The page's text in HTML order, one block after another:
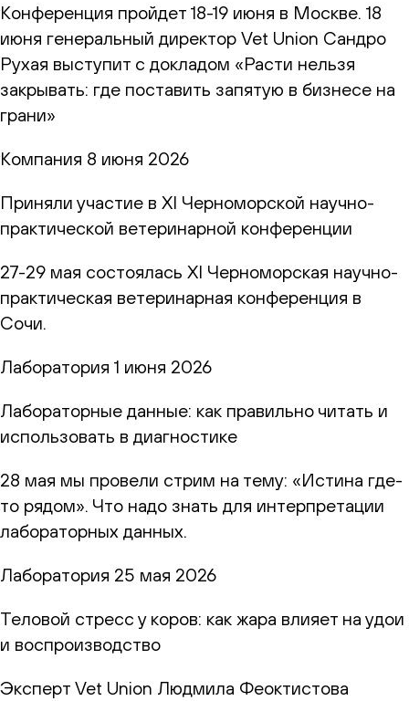
Конференция пройдет 18-19 июня в Москве. 18
июня генеральный директор Vet Union Сандро
Рухая выступит с докладом «Расти нельзя
закрывать: где поставить запятую в бизнесе на
грани»
Компания 8 июня 2026
Приняли участие в XI Черноморской научно-
практической ветеринарной конференции
27-29 мая состоялась XI Черноморская научно-
практическая ветеринарная конференция в
Сочи.
Лаборатория 1 июня 2026
Лабораторные данные: как правильно читать и
использовать в диагностике
28 мая мы провели стрим на тему: «Истина где-
то рядом». Что надо знать для интерпретации
лабораторных данных.
Лаборатория 25 мая 2026
Теловой стресс у коров: как жара влияет на удои
и воспроизводство
Эксперт Vet Union Людмила Феоктистова